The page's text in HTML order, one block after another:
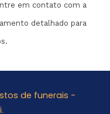
em contato com a
detalhado para
de funerais -